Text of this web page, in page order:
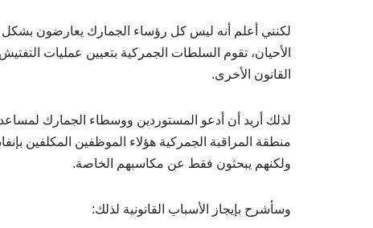
لكنني أعلم أنه ليس كل رؤساء الجمارك يعارضون بشكل
الأحيان، تقوم السلطات الجمركية بتعيين عمليات
القانون الأخرى.
لذلك أريد أن أدعو المستوردين ووسطاء الجمارك
منطقة المراقبة الجمركية هؤلاء الموظفين المكلفين
ولكنهم يبحثون فقط عن مكاسبهم الخاصة.
وسأشرح بإيجاز الأسباب القانونية لذلك: